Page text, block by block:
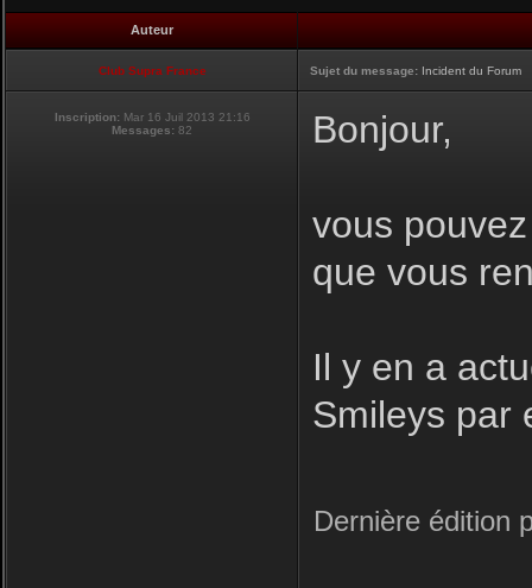
Auteur
Club Supra France Sujet du message: Incident du Forum
Inscription: Mar 16 Juil 2013 21:16
Messages: 82 Bonjour,
vous
que vous
Il y en a
Smileys par
Dernière édition